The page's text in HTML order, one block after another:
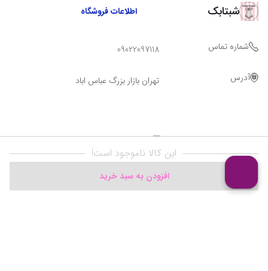
این کالا ناموجود است!
افزودن به سبد خرید
شبتابک اطلاعات فروشگاه
شماره تماس 09022097118
آدرس تهران بازار بزرگ عباس اباد